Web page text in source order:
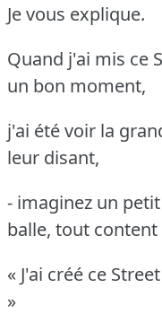
Je vous explique.
Quand j'ai mis ce
un bon moment,
j'ai été voir la
leur disant,
- imaginez un
balle, tout content
« J'ai créé ce
»